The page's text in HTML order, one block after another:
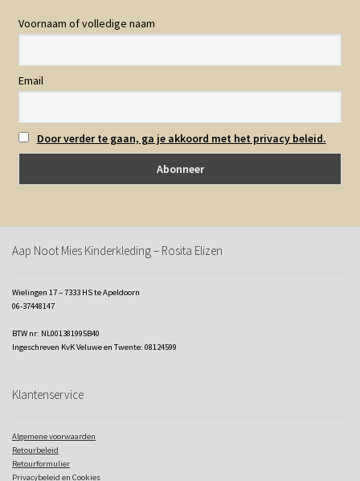
Voornaam of volledige naam
Email
Door verder te gaan, ga je akkoord met het privacy beleid.
Aap Noot Mies Kinderkleding – Rosita Elizen
Wielingen 17 – 7333 HS te Apeldoorn
06-37448147
BTW nr: NL001381995B40
Ingeschreven KvK Veluwe en Twente: 08124599
Klantenservice
Algemene voorwaarden
Retourbeleid
Retourformulier
Privacybeleid en Cookies